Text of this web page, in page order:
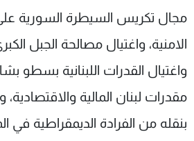
مجال تكريس السيطرة السورية
الامنية، واغتيال مصالحة الجبل
واغتيال القدرات اللبنانية بسطو
مقدرات لبنان المالية والاقتصادية،
بنقله من الفرادة الديمقراطية في